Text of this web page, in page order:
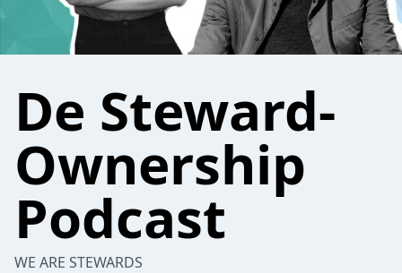
De Steward-
Ownership
Podcast
WE ARE STEWARDS